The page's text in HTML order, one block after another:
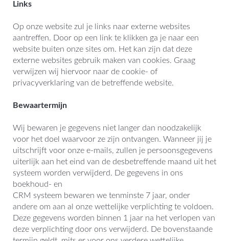
Links
Op onze website zul je links naar externe websites
aantreffen. Door op een link te klikken ga je naar een
website buiten onze sites om. Het kan zijn dat deze
externe websites gebruik maken van cookies. Graag
verwijzen wij hiervoor naar de cookie- of
privacyverklaring van de betreffende website.
Bewaartermijn
Wij bewaren je gegevens niet langer dan noodzakelijk
voor het doel waarvoor ze zijn ontvangen. Wanneer jij je
uitschrijft voor onze e-mails, zullen je persoonsgegevens
uiterlijk aan het eind van de desbetreffende maand uit het
systeem worden verwijderd. De gegevens in ons
boekhoud- en
CRM systeem bewaren we tenminste 7 jaar, onder
andere om aan al onze wettelijke verplichting te voldoen.
Deze gegevens worden binnen 1 jaar na het verlopen van
deze verplichting door ons verwijderd. De bovenstaande